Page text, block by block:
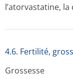
l’atorvastatine,
4.6. Fertilité,
Grossesse